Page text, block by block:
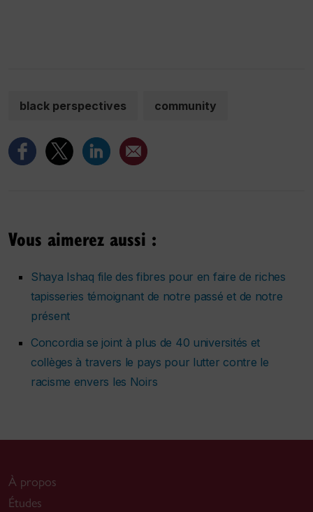
black perspectives community
Vous aimerez aussi :
Shaya Ishaq file des fibres pour en faire de riches
tapisseries témoignant de notre passé et de notre
présent
Concordia se joint à plus de 40 universités et
collèges à travers le pays pour lutter contre le
racisme envers les Noirs
À propos
Études